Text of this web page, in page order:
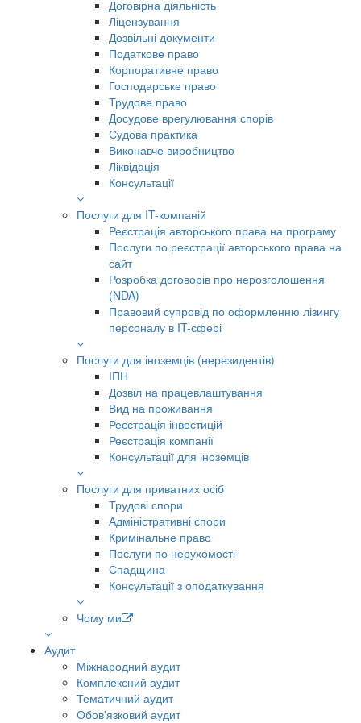
Договірна діяльність
Ліцензування
Дозвільні документи
Податкове право
Корпоративне право
Господарське право
Трудове право
Досудове врегулювання спорів
Судова практика
Виконавче виробництво
Ліквідація
Консультації
Послуги для IT-компаній
Реєстрація авторського права на програму
Послуги по реєстрації авторського права на
сайт
Розробка договорів про нерозголошення
(NDA)
Правовий супровід по оформленню лізингу
персоналу в IT-сфері
Послуги для іноземців (нерезидентів)
ІПН
Дозвіл на працевлаштування
Вид на проживання
Реєстрація інвестицій
Реєстрація компанії
Консультації для іноземців
Послуги для приватних осіб
Трудові спори
Адміністративні спори
Кримінальне право
Послуги по нерухомості
Спадщина
Консультації з оподаткування
Чому ми
Аудит
Міжнародний аудит
Комплексний аудит
Тематичний аудит
Обов'язковий аудит